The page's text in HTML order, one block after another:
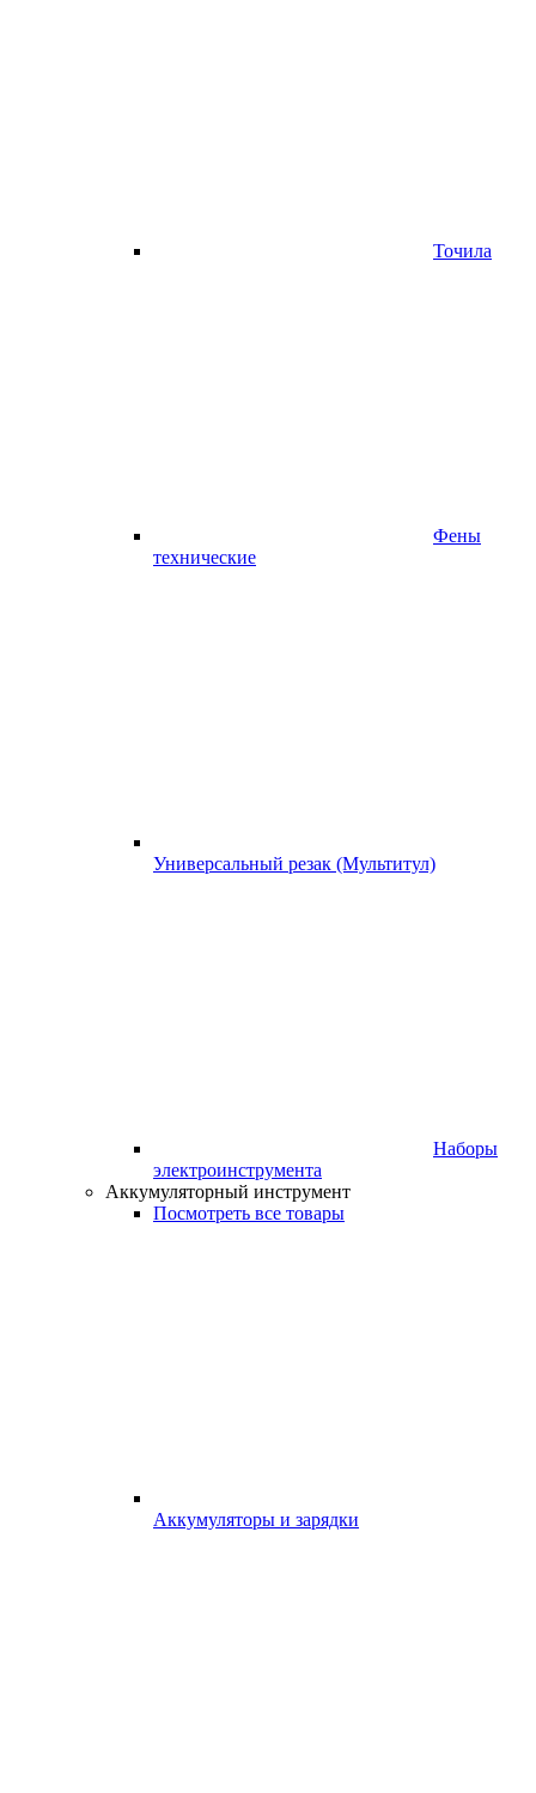
Точила
Фены
технические
Универсальный резак (Мультитул)
Наборы
электроинструмента
Аккумуляторный инструмент
Посмотреть все товары
Аккумуляторы и зарядки